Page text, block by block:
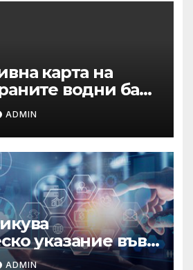
карта на
водни бази
за летния
г.
ADMIN
указание във
в
ADMIN